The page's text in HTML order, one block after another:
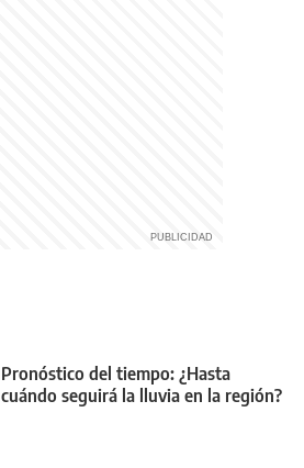
Pronóstico del tiempo: ¿Hasta
cuándo seguirá la lluvia en la región?